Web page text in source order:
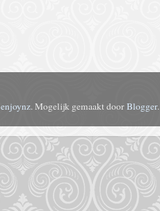
enjoynz. Mogelijk gemaakt doorBlogger.